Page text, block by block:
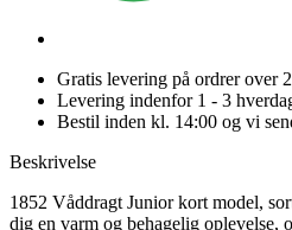
Gratis levering på ordrer over
Levering indenfor 1 - 3
Bestil inden kl. 14:00 og vi
Beskrivelse
1852 Våddragt Junior kort model,
dig en varm og behagelig oplevelse,